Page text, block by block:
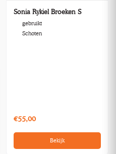
Sonia Rykiel Broeken S
gebruikt
Schoten
€55,00
Bekijk